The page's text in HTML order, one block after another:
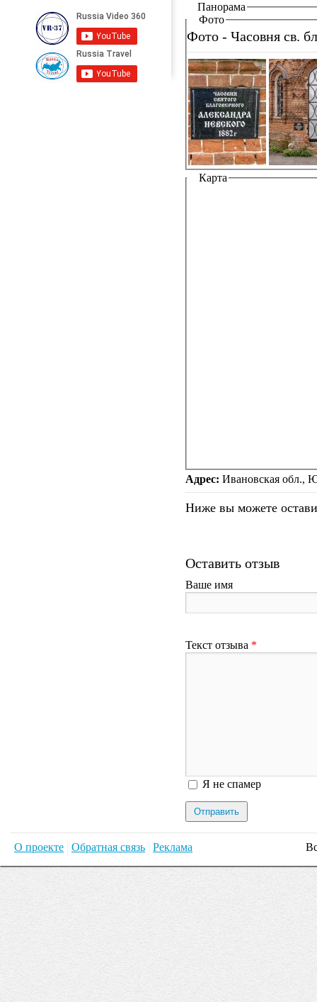
Панорама
Фото
Фото - Часовня св.
Карта
Адрес: Ивановская обл.,
Ниже вы можете
Оставить отзыв
Ваше имя
Текст отзыва *
Я спамер
Я не спамер
О проекте Обратная связь Реклама